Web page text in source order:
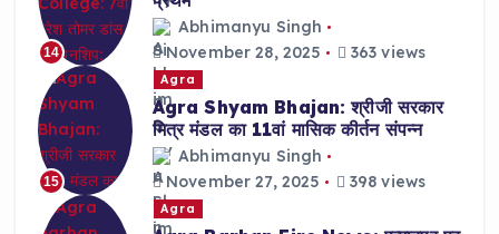
14
Abhimanyu Singh
November 28, 2025
363 views
15
Agra
Agra Shyam Bhajan: श्रीजी सरकार
मित्र मंडल का 11वां मासिक कीर्तन संपन्न
Abhimanyu Singh
November 27, 2025
398 views
Agra